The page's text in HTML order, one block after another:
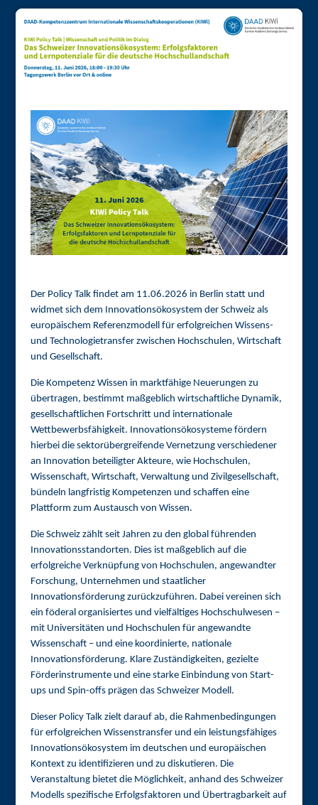
Der Policy Talk findet am 11.06.2026 in Berlin statt und
widmet sich dem Innovationsökosystem der Schweiz als
europäischem Referenzmodell für erfolgreichen Wissens-
und Technologietransfer zwischen Hochschulen, Wirtschaft
und Gesellschaft.
Die Kompetenz Wissen in marktfähige Neuerungen zu
übertragen, bestimmt maßgeblich wirtschaftliche Dynamik,
gesellschaftlichen Fortschritt und internationale
Wettbewerbsfähigkeit. Innovationsökosysteme fördern
hierbei die sektorübergreifende Vernetzung verschiedener
an Innovation beteiligter Akteure, wie Hochschulen,
Wissenschaft, Wirtschaft, Verwaltung und Zivilgesellschaft,
bündeln langfristig Kompetenzen und schaffen eine
Plattform zum Austausch von Wissen.
Die Schweiz zählt seit Jahren zu den global führenden
Innovationsstandorten. Dies ist maßgeblich auf die
erfolgreiche Verknüpfung von Hochschulen, angewandter
Forschung, Unternehmen und staatlicher
Innovationsförderung zurückzuführen. Dabei vereinen sich
ein föderal organisiertes und vielfältiges Hochschulwesen –
mit Universitäten und Hochschulen für angewandte
Wissenschaft – und eine koordinierte, nationale
Innovationsförderung. Klare Zuständigkeiten, gezielte
Förderinstrumente und eine starke Einbindung von Start-
ups und Spin-offs prägen das Schweizer Modell.
Dieser Policy Talk zielt darauf ab, die Rahmenbedingungen
für erfolgreichen Wissenstransfer und ein leistungsfähiges
Innovationsökosystem im deutschen und europäischen
Kontext zu identifizieren und zu diskutieren. Die
Veranstaltung bietet die Möglichkeit, anhand des Schweizer
Modells spezifische Erfolgsfaktoren und Übertragbarkeit auf